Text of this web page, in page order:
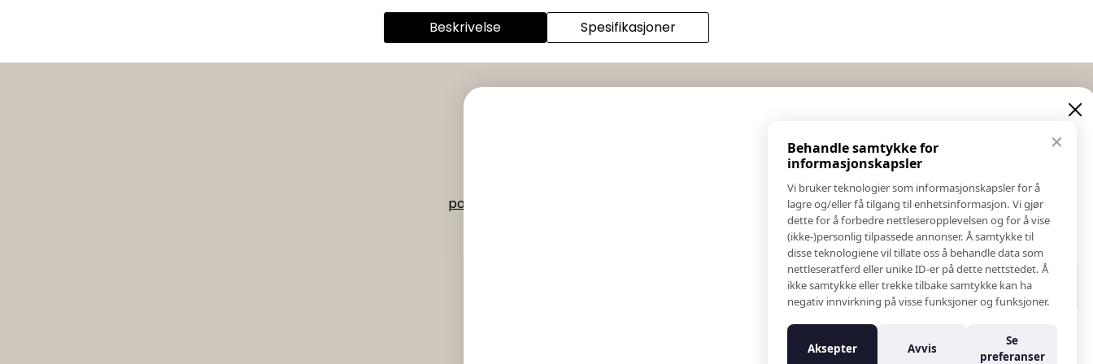
Beskrivelse Spesifikasjoner
post@verdant.no
Salgs & Leveringsbetingelser
Registrer reklamasjon eller retur
Kontakt Oss
Bildebank
Følg Oss
Prislister
Etiske Retningslinjer
Åpenhetsloven
Varsling om kritikkverdige forhold
✕
Behandle samtykke for
informasjonskapsler
Vi bruker teknologier som informasjonskapsler for å
lagre og/eller få tilgang til enhetsinformasjon. Vi gjør
dette for å forbedre nettleseropplevelsen og for å vise
(ikke-)personlig tilpassede annonser. Å samtykke til
disse teknologiene vil tillate oss å behandle data som
nettleseratferd eller unike ID-er på dette nettstedet. Å
ikke samtykke eller trekke tilbake samtykke kan ha
negativ innvirkning på visse funksjoner og funksjoner.
Aksepter Avvis
Se
preferanser
tilbud
Meld deg på vårt nyhetsbrev og hold deg oppdatert!
Her får du innblikk i nyheter, kampanjer og
konkurranser.
E-post